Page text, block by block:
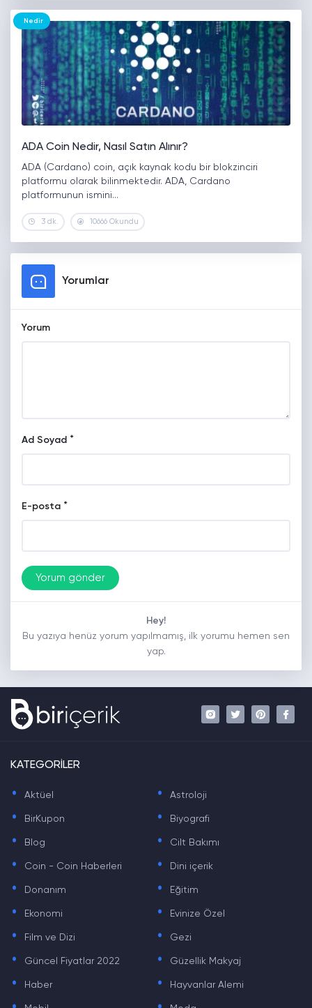
Nedir
ADA Coin Nedir, Nasıl Satın Alınır?
ADA (Cardano) coin, açık kaynak kodu bir blokzinciri
platformu olarak bilinmektedir. ADA, Cardano
platformunun ismini…
3 dk. 10666 Okundu
Yorumlar
Yorum
Ad Soyad *
E-posta *
Hey!
Bu yazıya henüz yorum yapılmamış, ilk yorumu hemen sen
yap.
KATEGORİLER
. Aktüel . Astroloji
. BirKupon . Biyografi
. Blog . Cilt Bakımı
. Coin - Coin Haberleri . Dini içerik
. Donanım . Eğitim
. Ekonomi . Evinize Özel
. Film ve Dizi . Gezi
. Güncel Fiyatlar 2022 . Güzellik Makyaj
. Haber . Hayvanlar Alemi
. .